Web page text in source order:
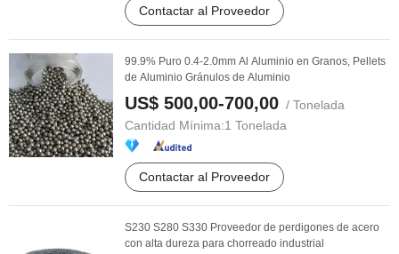
Contactar al Proveedor
99.9% Puro 0.4-2.0mm Al Aluminio en Granos, Pellets
de Aluminio Gránulos de Aluminio
US$ 500,00-700,00 / Tonelada
Cantidad Mínima:1 Tonelada
Contactar al Proveedor
S230 S280 S330 Proveedor de perdigones de acero
con alta dureza para chorreado industrial